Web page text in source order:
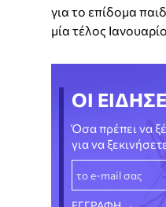
για το επίδομα
μία τέλος
ΟΙ
Όσα πρέπει να
για να